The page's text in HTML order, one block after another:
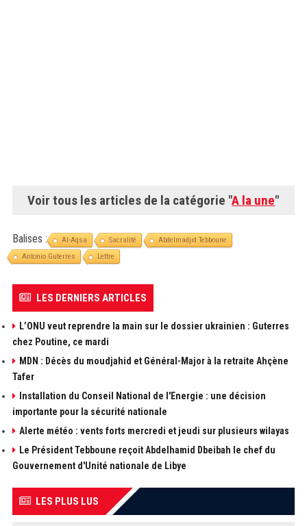
Voir tous les articles de la catégorie "A la une"
Balises : Al-Aqsa Sacralité
Abdelmadjid Tebboune
Antonio Guterres
Lettre
LES DERNIERS ARTICLES
L’ONU veut reprendre la main sur le dossier ukrainien : Guterres
chez Poutine, ce mardi
MDN : Décès du moudjahid et Général-Major à la retraite Ahçène
Tafer
Installation du Conseil National de l'Energie : une décision
importante pour la sécurité nationale
Alerte météo : vents forts mercredi et jeudi sur plusieurs wilayas
Le Président Tebboune reçoit Abdelhamid Dbeibah le chef du
Gouvernement d'Unité nationale de Libye
LES PLUS LUS